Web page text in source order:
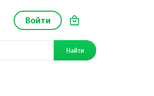
Войти
Найти